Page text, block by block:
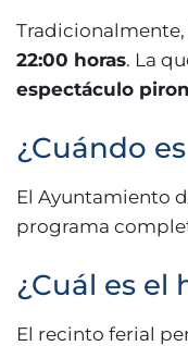
22:00 horas. La
espectáculo
¿Cuándo
El Ayuntamiento
programa
¿Cuál es el
El recinto ferial